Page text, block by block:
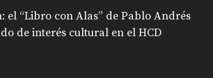
el “Libro con Alas” de Pablo Andrés
de interés cultural en el HCD